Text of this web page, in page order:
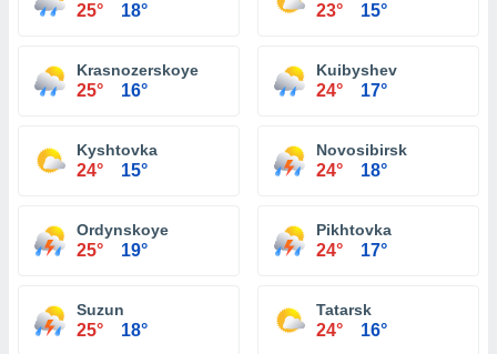
25° 18° 23° 15°
Krasnozerskoye
25° 16°
Kuibyshev
24° 17°
Kyshtovka
24° 15°
Novosibirsk
24° 18°
Ordynskoye
25° 19°
Pikhtovka
24° 17°
Suzun
25° 18°
Tatarsk
24° 16°